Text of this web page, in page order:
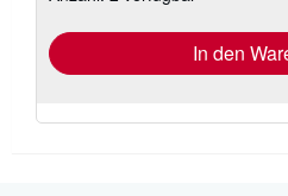
In den